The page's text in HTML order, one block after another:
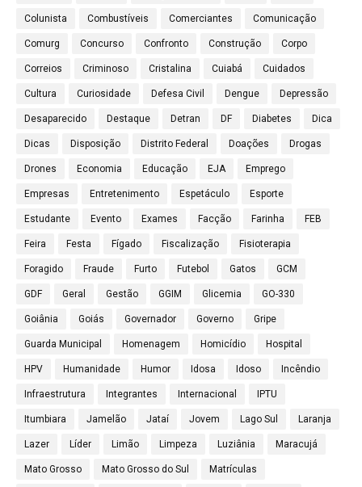
Colunista Combustíveis Comerciantes Comunicação
Comurg Concurso Confronto Construção Corpo
Correios Criminoso Cristalina Cuiabá Cuidados
Cultura Curiosidade Defesa Civil Dengue Depressão
Desaparecido Destaque Detran DF Diabetes Dica
Dicas Disposição Distrito Federal Doações Drogas
Drones Economia Educação EJA Emprego
Empresas Entretenimento Espetáculo Esporte
Estudante Evento Exames Facção Farinha FEB
Feira Festa Fígado Fiscalização Fisioterapia
Foragido Fraude Furto Futebol Gatos GCM
GDF Geral Gestão GGIM Glicemia GO-330
Goiânia Goiás Governador Governo Gripe
Guarda Municipal Homenagem Homicídio Hospital
HPV Humanidade Humor Idosa Idoso Incêndio
Infraestrutura Integrantes Internacional IPTU
Itumbiara Jamelão Jataí Jovem Lago Sul Laranja
Lazer Líder Limão Limpeza Luziânia Maracujá
Mato Grosso Mato Grosso do Sul Matrículas